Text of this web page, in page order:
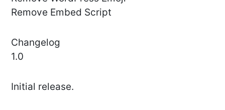
Remove Embed Script
Changelog
1.0
Initial release.